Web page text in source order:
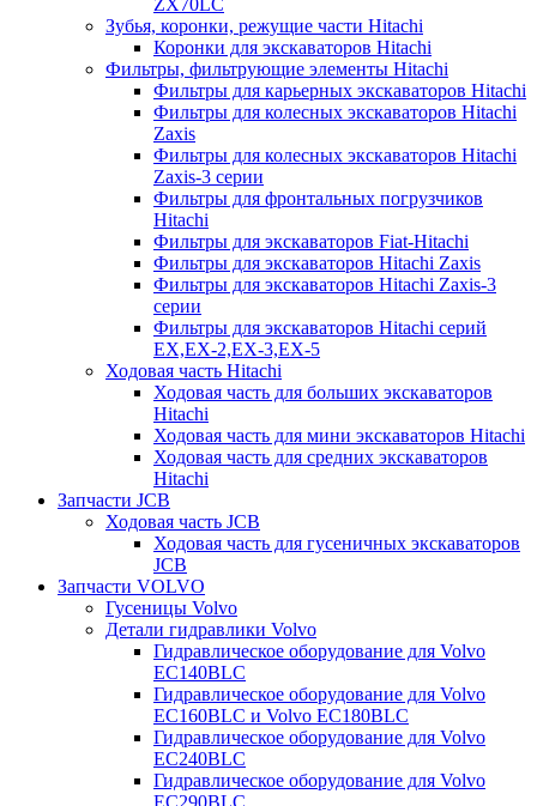
ZX70LC
Зубья, коронки, режущие части Hitachi
Коронки для экскаваторов Hitachi
Фильтры, фильтрующие элементы Hitachi
Фильтры для карьерных экскаваторов Hitachi
Фильтры для колесных экскаваторов Hitachi
Zaxis
Фильтры для колесных экскаваторов Hitachi
Zaxis-3 серии
Фильтры для фронтальных погрузчиков
Hitachi
Фильтры для экскаваторов Fiat-Hitachi
Фильтры для экскаваторов Hitachi Zaxis
Фильтры для экскаваторов Hitachi Zaxis-3
серии
Фильтры для экскаваторов Hitachi серий
EX,EX-2,EX-3,EX-5
Ходовая часть Hitachi
Ходовая часть для больших экскаваторов
Hitachi
Ходовая часть для мини экскаваторов Hitachi
Ходовая часть для средних экскаваторов
Hitachi
Запчасти JCB
Ходовая часть JCB
Ходовая часть для гусеничных экскаваторов
JCB
Запчасти VOLVO
Гусеницы Volvo
Детали гидравлики Volvo
Гидравлическое оборудование для Volvo
EC140BLC
Гидравлическое оборудование для Volvo
EC160BLC и Volvo EC180BLC
Гидравлическое оборудование для Volvo
EC240BLC
Гидравлическое оборудование для Volvo
EC290BLC